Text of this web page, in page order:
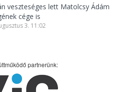
veszteséges lett Matolcsy Ádám
cége is
3. 11:02
partnerünk: